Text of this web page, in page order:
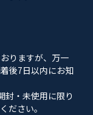
りますが、万一
後7日以内にお知
封・未使用に限り
ださい。